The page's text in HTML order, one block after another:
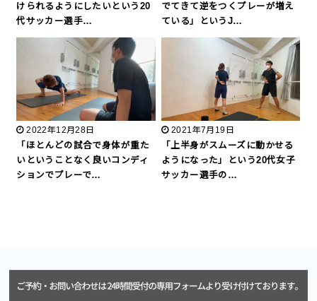
けられるようにしたいという20
代サッカー選手…
でてきて逆をつくプレーが増え
ている」というJ…
2022年12月28日
「ほとんどの試合で身体が重た
いということなく良いコンディ
ションでプレーで…
2021年7月19日
「上半身がスムーズに動かせる
ようになった」という20代女子
サッカー選手の…